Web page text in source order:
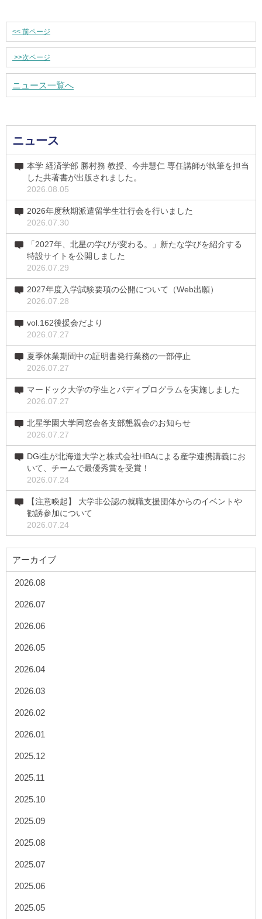
<< 前ページ
>>次ページ
ニュース一覧へ
ニュース
本学 経済学部 勝村務 教授、今井慧仁 専任講師が執筆を担当
した共著書が出版されました。
2026.08.05
2026年度秋期派遣留学生壮行会を行いました
2026.07.30
「2027年、北星の学びが変わる。」新たな学びを紹介する
特設サイトを公開しました
2026.07.29
2027年度入学試験要項の公開について（Web出願）
2026.07.28
vol.162後援会だより
2026.07.27
夏季休業期間中の証明書発行業務の一部停止
2026.07.27
マードック大学の学生とバディプログラムを実施しました
2026.07.27
北星学園大学同窓会各支部懇親会のお知らせ
2026.07.27
DGi生が北海道大学と株式会社HBAによる産学連携講義にお
いて、チームで最優秀賞を受賞！
2026.07.24
【注意喚起】 大学非公認の就職支援団体からのイベントや
勧誘参加について
2026.07.24
アーカイブ
2026.08
2026.07
2026.06
2026.05
2026.04
2026.03
2026.02
2026.01
2025.12
2025.11
2025.10
2025.09
2025.08
2025.07
2025.06
2025.05